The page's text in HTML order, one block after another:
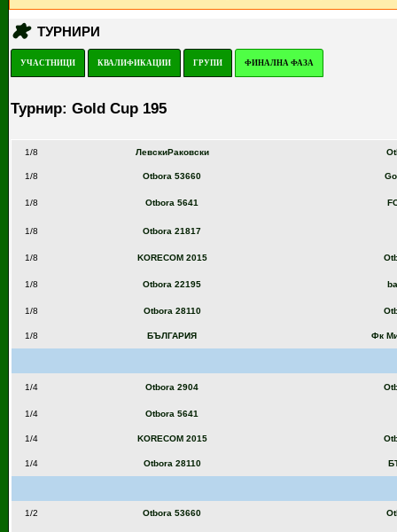
ТУРНИРИ
УЧАСТНИЦИ КВАЛИФИКАЦИИ ГРУПИ ФИНАЛНА ФАЗА
Турнир: Gold Cup 195
1/8 ЛевскиРаковски
1/8 Otbora 53660
1/8 Otbora 5641
1/8 Otbora 21817
1/8 KORECOM 2015
1/8 Otbora 22195
1/8 Otbora 28110
1/8 БЪЛГАРИЯ Фк
1/4 Otbora 2904
1/4 Otbora 5641
1/4 KORECOM 2015
1/4 Otbora 28110
1/2 Otbora 53660